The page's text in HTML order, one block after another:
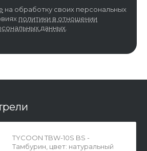
на обработку своих персональных
политики в отношении
данных
TYCOON TBW-10S BS -
Тамбурин, цвет: натуральный